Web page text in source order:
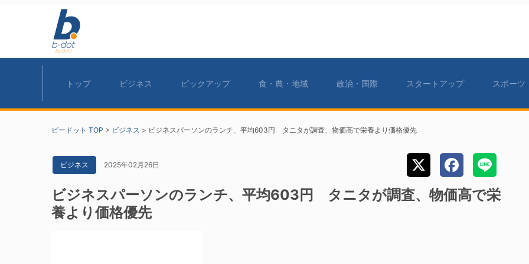
トップ ビジネス ピックアップ 食・農・地域 政治・国際 スタートアップ スポーツ
ビードット TOP > ビジネス > ビジネスパーソンのランチ、平均603円 タニタが調査、物価高で栄養より価格優先
ビジネス 2025年02月26日
ビジネスパーソンのランチ、平均603円 タニタが調査、物価高で栄
養より価格優先